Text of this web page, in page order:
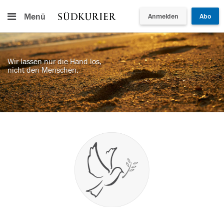
Menü Anmelden Abo
Wir lassen nur die Hand los,
nicht den Menschen.